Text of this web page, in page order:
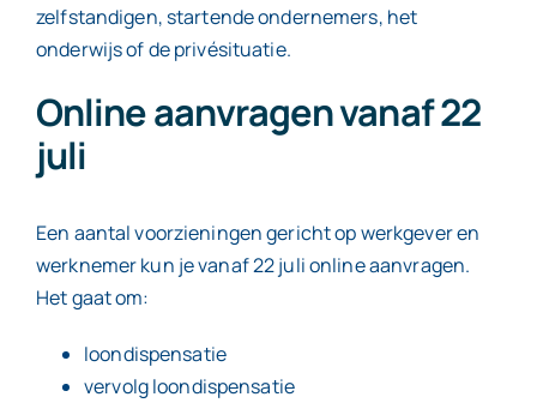
zelfstandigen, startende ondernemers, het
onderwijs of de privésituatie.
Online aanvragen vanaf 22
juli
Een aantal voorzieningen gericht op werkgever en
werknemer kun je vanaf 22 juli online aanvragen.
Het gaat om:
loondispensatie
vervolg loondispensatie